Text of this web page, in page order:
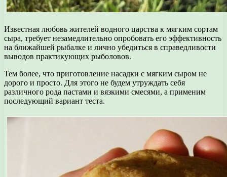
Известная любовь жителей водного царства к мягким сортам
сыра, требует незамедлительно опробовать его эффективность
на ближайшей рыбалке и лично убедиться в справедливости
выводов практикующих рыболовов.
Тем более, что приготовление насадки с мягким сыром не
дорого и просто. Для этого не будем утруждать себя
различного рода пастами и вязкими смесями, а применим
последующий вариант теста.